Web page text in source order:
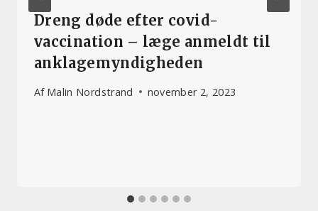
Dreng døde efter covid-
vaccination – læge anmeldt til
anklagemyndigheden
Af Malin Nordstrand november 2, 2023